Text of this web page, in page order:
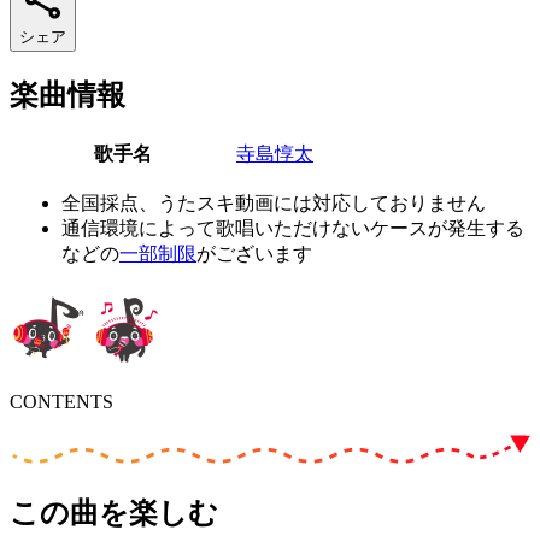
シェア
楽曲情報
歌手名 寺島惇太
全国採点、うたスキ動画には対応しておりません
通信環境によって歌唱いただけないケースが発生する
などの一部制限がございます
CONTENTS
この曲を楽しむ